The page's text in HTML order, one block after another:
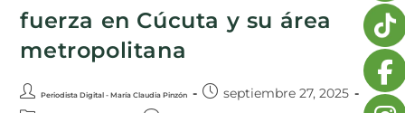
fuerza en Cúcuta y su área
metropolitana
Periodista Digital - María Claudia Pinzón septiembre 27, 2025